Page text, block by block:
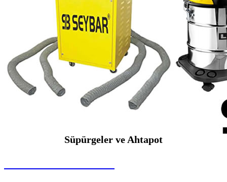
Süpürgeler ve Ahtapot